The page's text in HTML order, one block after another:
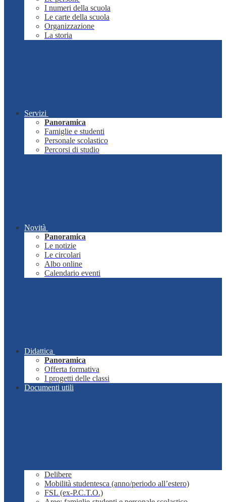
I numeri della scuola
Le carte della scuola
Organizzazione
La storia
Servizi
Panoramica
Famiglie e studenti
Personale scolastico
Percorsi di studio
Novità
Panoramica
Le notizie
Le circolari
Albo online
Calendario eventi
Didattica
Panoramica
Offerta formativa
I progetti delle classi
Documenti utili
Delibere
Mobilità studentesca (anno/periodo all’estero)
FSL (ex-P.C.T.O.)